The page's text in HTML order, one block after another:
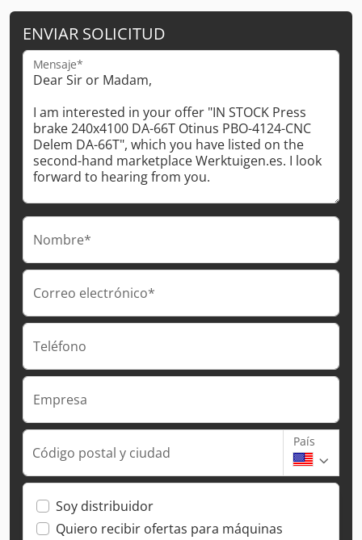
ENVIAR SOLICITUD
Mensaje*
Nombre*
Correo electrónico*
Teléfono
Empresa
Código postal y ciudad
País
Soy distribuidor
Quiero recibir ofertas para máquinas